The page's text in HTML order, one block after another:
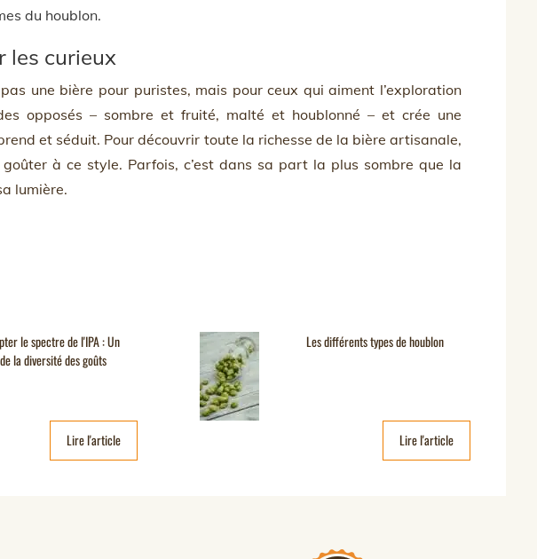
du houblon.
les curieux
pas une bière pour puristes, mais pour ceux qui aiment l’exploration
opposés – sombre et fruité, malté et houblonné – et crée une
et séduit. Pour découvrir toute la richesse de la bière artisanale,
à ce style. Parfois, c’est dans sa part la plus sombre que la
lumière.
le spectre de l'IPA : Un
la diversité des goûts
Lire l'article
Les différents types de houblon
Lire l'article